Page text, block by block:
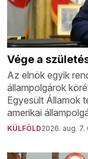
Vége a
Az elnök egyik
állampolgárok
Egyesült Államok
amerikai
KÜLFÖLD2026. aug. 7.